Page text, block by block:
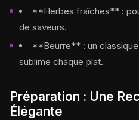
**Herbes fraîches** :
de saveurs.
**Beurre** : un
sublime chaque plat.
Préparation : Une
Élégante